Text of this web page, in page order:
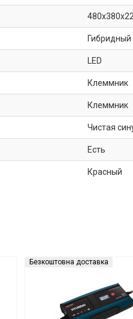
Гибридный
LED
Клеммник
Клеммник
Чистая
Есть
Красный
Безкоштовна доставка